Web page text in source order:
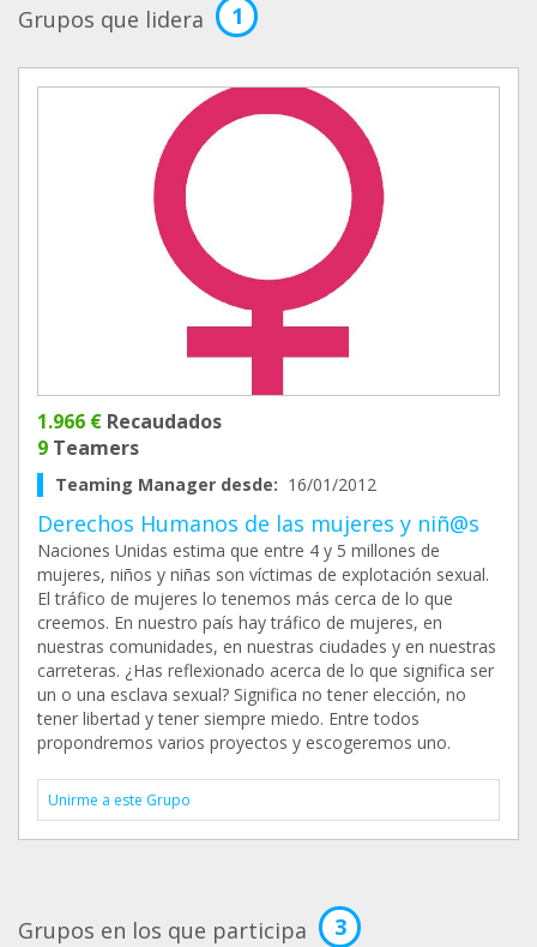
Grupos que lidera 1
1.966 € Recaudados
9 Teamers
Teaming Manager desde: 16/01/2012
Derechos Humanos de las mujeres y niñ@s
Naciones Unidas estima que entre 4 y 5 millones de
mujeres, niños y niñas son víctimas de explotación sexual.
El tráfico de mujeres lo tenemos más cerca de lo que
creemos. En nuestro país hay tráfico de mujeres, en
nuestras comunidades, en nuestras ciudades y en nuestras
carreteras. ¿Has reflexionado acerca de lo que significa ser
un o una esclava sexual? Significa no tener elección, no
tener libertad y tener siempre miedo. Entre todos
propondremos varios proyectos y escogeremos uno.
Unirme a este Grupo
Grupos en los que participa 3